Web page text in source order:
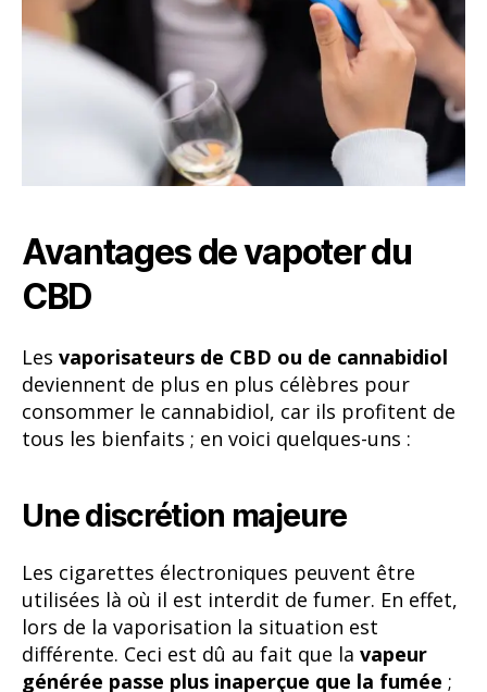
Avantages de vapoter du
CBD
Les vaporisateurs de CBD ou de cannabidiol
deviennent de plus en plus célèbres pour
consommer le cannabidiol, car ils profitent de
tous les bienfaits ; en voici quelques-uns :
Une discrétion majeure
Les cigarettes électroniques peuvent être
utilisées là où il est interdit de fumer. En effet,
lors de la vaporisation la situation est
différente. Ceci est dû au fait que la vapeur
générée passe plus inaperçue que la fumée ;